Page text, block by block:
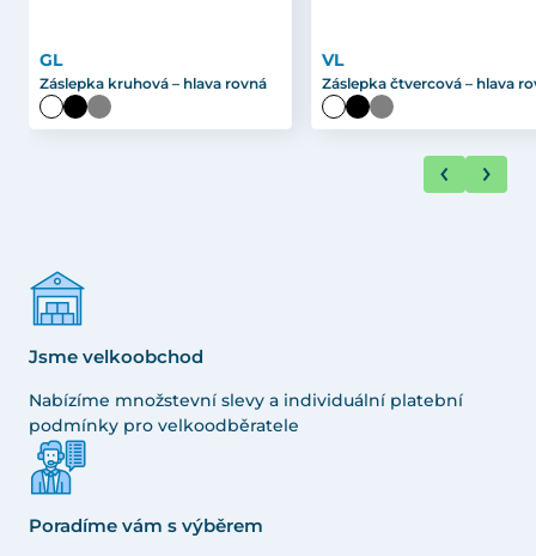
GL
Záslepka kruhová – hlava rovná
VL
Záslepka čtvercová – hlava
Jsme velkoobchod
Nabízíme množstevní slevy a individuální platební
podmínky pro velkoodběratele
Poradíme vám s výběrem